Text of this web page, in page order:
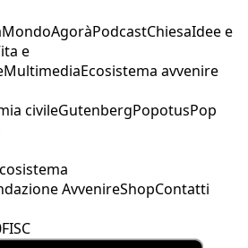
MondoAgoràPodcastChiesaIdee e
e
MultimediaEcosistema avvenire
civileGutenbergPopotusPop
AvvenireShopContatti
FISC